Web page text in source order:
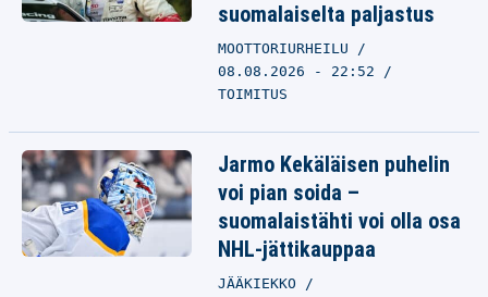
suomalaiselta paljastus
MOOTTORIURHEILU
08.08.2026 - 22:52
TOIMITUS
Jarmo Kekäläisen puhelin
voi pian soida –
suomalaistähti voi olla osa
NHL-jättikauppaa
JÄÄKIEKKO